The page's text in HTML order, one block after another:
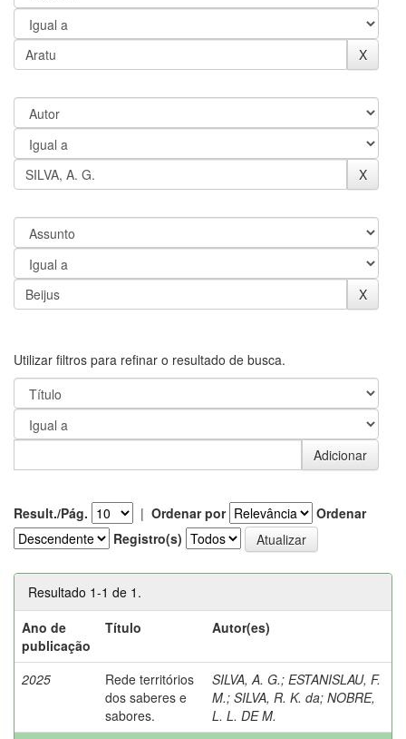
Utilizar filtros para refinar o resultado de busca.
Result./Pág. | Ordenar por
Ordenar
Registro(s)
Resultado 1-1 de 1.
Ano de
publicação
Título Autor(es)
2025
Rede territórios
dos saberes e
sabores.
SILVA, A. G.; ESTANISLAU, F.
M.; SILVA, R. K. da; NOBRE,
L. L. DE M.